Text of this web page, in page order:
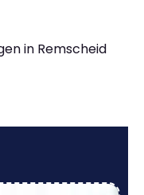
in Remscheid